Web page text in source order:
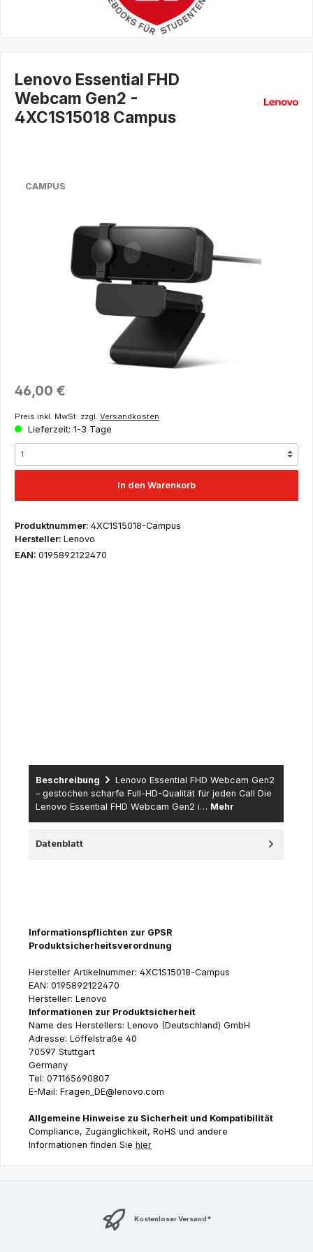
Lenovo Essential FHD
Webcam Gen2 -
4XC1S15018 Campus
CAMPUS
Bildergalerie überspringen
Regulärer Preis:
46,00 €
Preis inkl. MwSt. zzgl. Versandkosten
Lieferzeit: 1-3 Tage
In den Warenkorb
Produktnummer: 4XC1S15018-Campus
Hersteller: Lenovo
EAN: 0195892122470
Beschreibung
Lenovo Essential FHD Webcam Gen2
– gestochen scharfe Full-HD-Qualität für jeden Call Die
Lenovo Essential FHD Webcam Gen2 i… Mehr
Datenblatt
Informationspflichten zur GPSR
Produktsicherheitsverordnung
Hersteller Artikelnummer: 4XC1S15018-Campus
EAN: 0195892122470
Hersteller: Lenovo
Informationen zur Produktsicherheit
Name des Herstellers: Lenovo (Deutschland) GmbH
Adresse: Löffelstraße 40
70597 Stuttgart
Germany
Tel: 071165690807
E-Mail: Fragen_DE@lenovo.com
Allgemeine Hinweise zu Sicherheit und Kompatibilität
Compliance, Zugänglichkeit, RoHS und andere
Informationen finden Sie hier
Kostenloser Versand*